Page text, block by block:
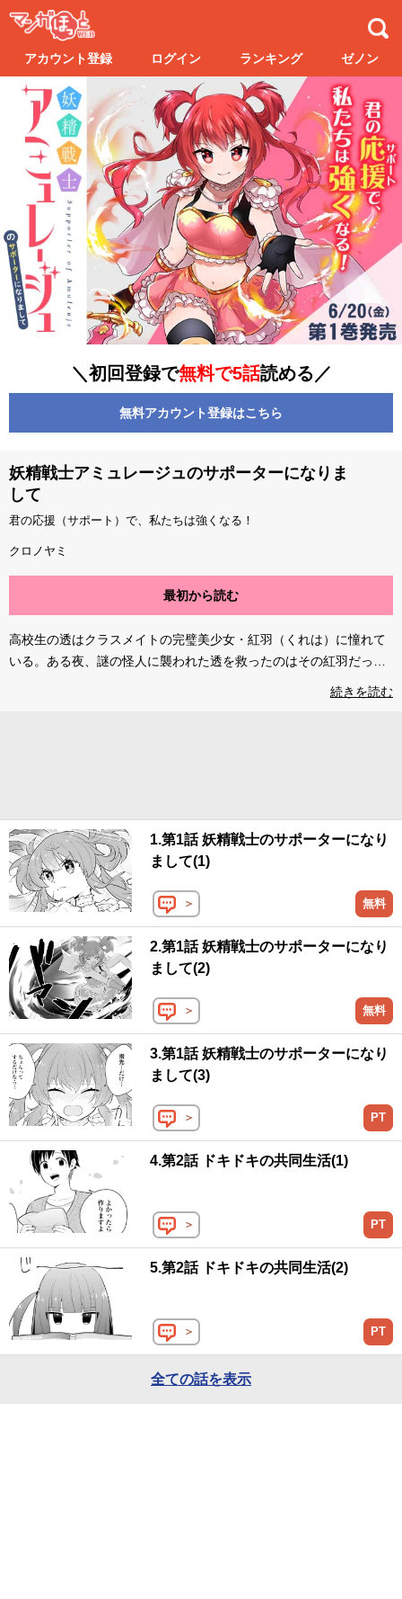
アカウント登録 ログイン ランキング ゼノン
＼初回登録で無料で5話読める／
無料アカウント登録はこちら
妖精戦士アミュレージュのサポーターになりま
して
君の応援（サポート）で、私たちは強くなる！
クロノヤミ
最初から読む
高校生の透はクラスメイトの完璧美少女・紅羽（くれは）に憧れて
いる。ある夜、謎の怪人に襲われた透を救ったのはその紅羽だっ
た！ 実は彼女は世界を守る少女戦士のひとりで、透の護衛のために
続きを読む
1.第1話 妖精戦士のサポーターになり
まして(1)
＞ 無料
2.第1話 妖精戦士のサポーターになり
まして(2)
＞ 無料
3.第1話 妖精戦士のサポーターになり
まして(3)
＞ PT
4.第2話 ドキドキの共同生活(1)
＞ PT
5.第2話 ドキドキの共同生活(2)
＞ PT
全ての話を表示